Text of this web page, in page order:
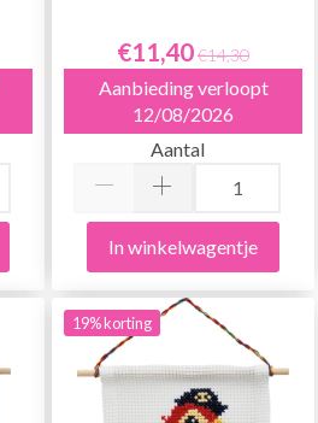
€11,40€14,30
Aanbieding verloopt
12/08/2026
Aantal
In winkelwagentje
19% korting